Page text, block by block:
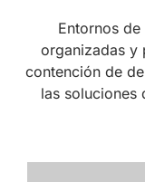
Entornos
organizadas y
contención de
las soluciones